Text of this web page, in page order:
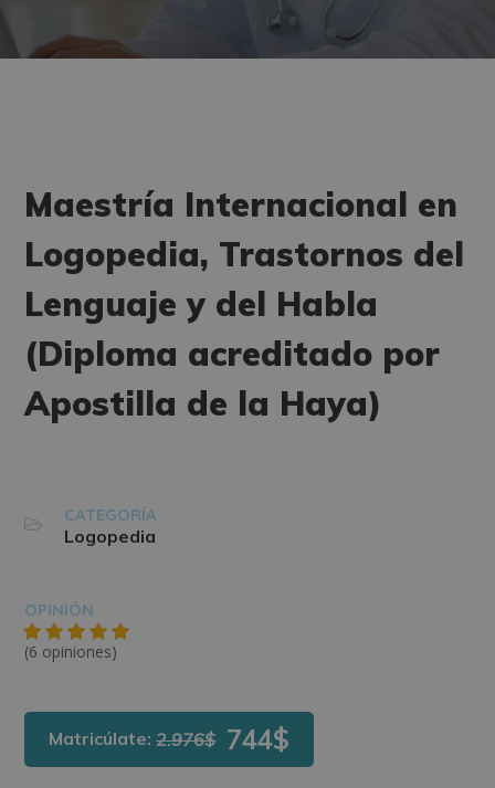
Maestría Internacional en
Logopedia, Trastornos del
Lenguaje y del Habla
(Diploma acreditado por
Apostilla de la Haya)
CATEGORÍA
Logopedia
OPINIÓN
(6 opiniones)
Matricúlate:2.976$ 744$